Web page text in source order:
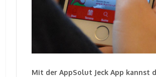
Mit der AppSolut Jeck App kannst